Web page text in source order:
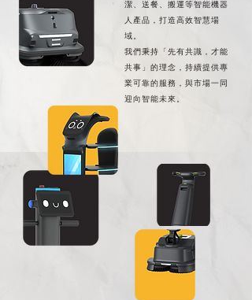
潔、送餐、搬運等智能機器
人產品，打造高效智慧場
域。
我們秉持「先有共識，才能
共事」的理念，持續提供專
業可靠的服務，與市場一同
迎向智能未來。